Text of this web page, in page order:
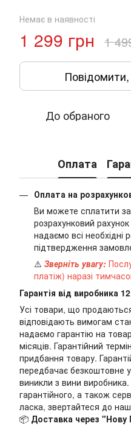
Немає в наявності
1 299 грн 1
До обраного
Оплата
Оплата на
Ви можете сплатити
розрахунковий
надаємо всі необхідні
підтвердження
⚠️ Зверніть увагу:
платіж) наразі
Гарантія від виробника
Усі товари, що
відповідають вимогам
надаємо гарантію на
місяців. Гарантійний
придбання товару.
передбачає безкоштовне
виникли з вини
гарантійного, а також
ласка, звертайтеся до
📦 Доставка через